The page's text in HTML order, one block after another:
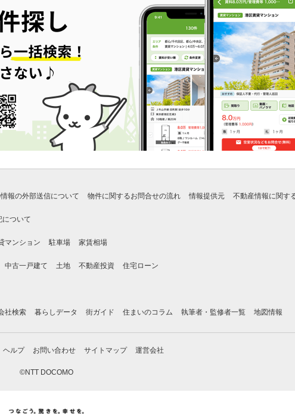
報の外部送信について 物件に関するお問合せの流れ 情報提供元 不動産情報に関す
について
マンション 駐車場 家賃相場
中古一戸建て 土地 不動産投資 住宅ローン
社検索 暮らしデータ 街ガイド 住まいのコラム 執筆者・監修者一覧 地図情報
ヘルプ お問い合わせ サイトマップ 運営会社
©NTT DOCOMO